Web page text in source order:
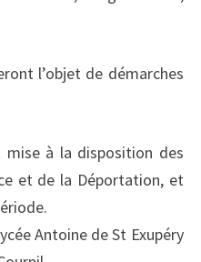
l’objet de démarches
mise à la disposition des
et de la Déportation, et
Antoine de St Exupéry